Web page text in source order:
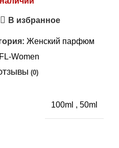
В избранное
Женский парфюм
FL-Women
(0)
100ml , 50ml